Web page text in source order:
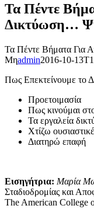
Τα Πέντε
Δικτύωση…
Τα Πέντε Βήματα Για
Μηadmin2016-10-
Πως Επεκτείνουμε το
Προετοιμασία
Πως κινούμαι
Τα εργαλεία
Χτίζω
Διατηρώ επαφή
Εισηγήτρια: Μαρία
Σταδιοδρομίας και
The American College